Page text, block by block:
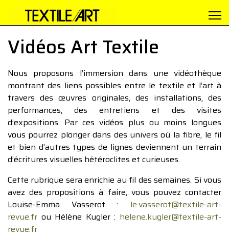
Vidéos Art Textile
Nous proposons l’immersion dans une vidéothèque
montrant des liens possibles entre le textile et l’art à
travers des œuvres originales, des installations, des
performances, des entretiens et des visites
d’expositions. Par ces vidéos plus ou moins longues
vous pourrez plonger dans des univers où la fibre, le fil
et bien d’autres types de lignes deviennent un terrain
d’écritures visuelles hétéroclites et curieuses.
Cette rubrique sera enrichie au fil des semaines. Si vous
avez des propositions à faire, vous pouvez contacter
Louise-Emma Vasserot : le.vasserot@textile-art-
revue.fr ou Hélène Kugler : helene.kugler@textile-art-
revue.fr